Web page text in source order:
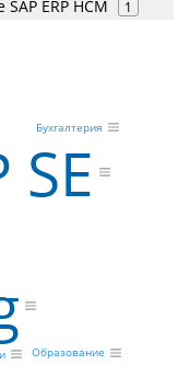
ERP HCM
1
SE
Образование
Бухгалтерия